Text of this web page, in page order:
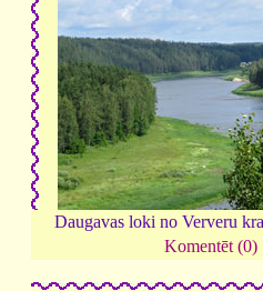
Daugavas loki no Ververu
Komentēt (0)